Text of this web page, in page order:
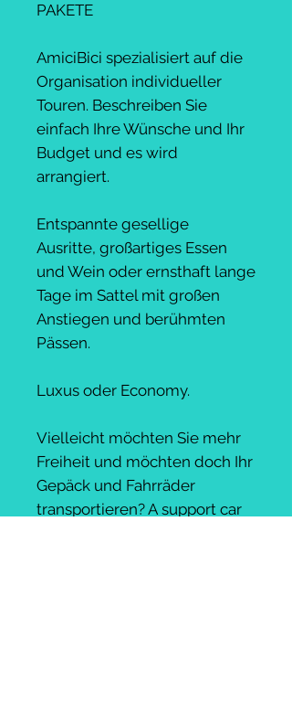
PAKETE
AmiciBici spezialisiert auf die
Organisation individueller
Touren. Beschreiben Sie
einfach Ihre Wünsche und Ihr
Budget und es wird
arrangiert.
Entspannte gesellige
Ausritte, großartiges Essen
und Wein oder ernsthaft lange
Tage im Sattel mit großen
Anstiegen und berühmten
Pässen.
Luxus oder Economy.
Vielleicht möchten Sie mehr
Freiheit und möchten doch Ihr
Gepäck und Fahrräder
transportieren? A support car